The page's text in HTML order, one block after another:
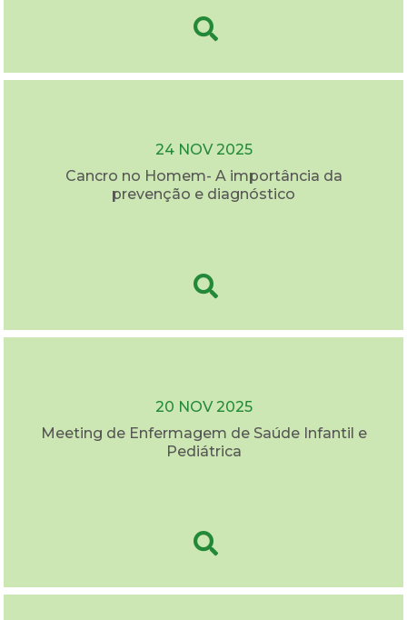
24 NOV 2025
Cancro no Homem- A importância da
prevenção e diagnóstico
20 NOV 2025
Meeting de Enfermagem de Saúde Infantil e
Pediátrica